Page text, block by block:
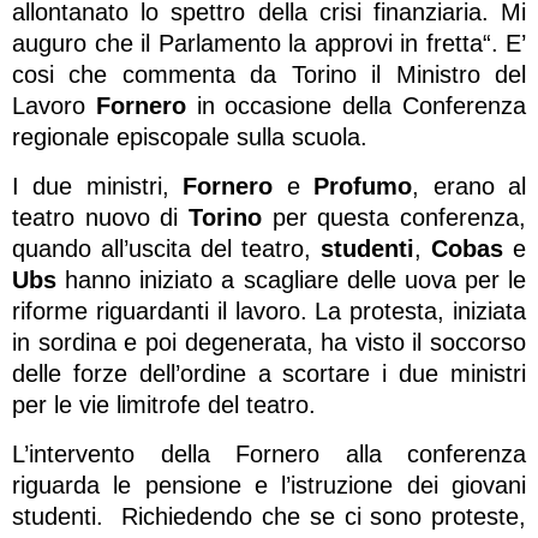
allontanato lo spettro della crisi finanziaria. Mi
auguro che il Parlamento la approvi in fretta“. E’
cosi che commenta da Torino il Ministro del
Lavoro Forneroin occasione della Conferenza
regionale episcopale sulla scuola.
I due ministri, Fornero e Profumo, erano al
teatro nuovo di Torino per questa conferenza,
quando all’uscita del teatro, studenti, Cobas e
Ubs hanno iniziato a scagliare delle uova per le
riforme riguardanti il lavoro. La protesta, iniziata
in sordina e poi degenerata, ha visto il soccorso
delle forze dell’ordine a scortare i due ministri
per le vie limitrofe del teatro.
L’intervento della Fornero alla conferenza
riguarda le pensione e l’istruzione dei giovani
studenti. Richiedendo che se ci sono proteste,